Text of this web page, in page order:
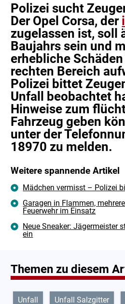
Polizei sucht
Der Opel Corsa, der
zugelassen ist, soll
Baujahrs sein und
erhebliche
rechten Bereich
Polizei bittet
Unfall beobachtet
Hinweise zum
Fahrzeug geben
unter der
18970 zu melden.
Weitere spannende Artikel
Mädchen vermisst – Polizei
Garagen in Flammen,
Feuerwehr im Einsatz
Neue Sneaker: Jägermeister
ein
Themen zu diesem
Unfall Unfall Salzgitter